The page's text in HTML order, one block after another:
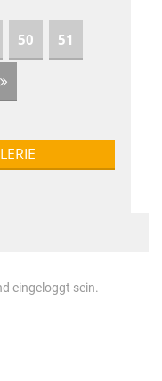
50 51
eingeloggt sein.